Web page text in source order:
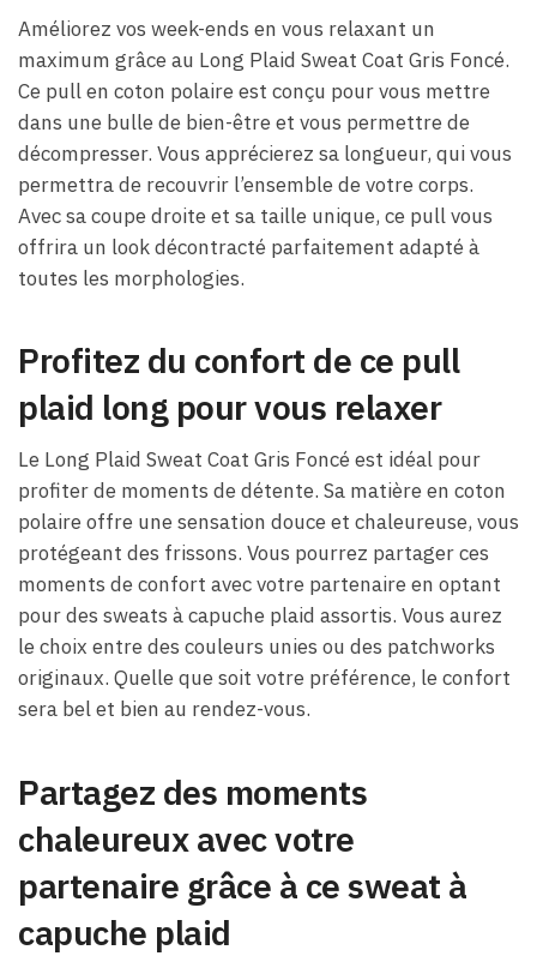
Améliorez vos week-ends en vous relaxant un
maximum grâce au Long Plaid Sweat Coat Gris Foncé.
Ce pull en coton polaire est conçu pour vous mettre
dans une bulle de bien-être et vous permettre de
décompresser. Vous apprécierez sa longueur, qui vous
permettra de recouvrir l’ensemble de votre corps.
Avec sa coupe droite et sa taille unique, ce pull vous
offrira un look décontracté parfaitement adapté à
toutes les morphologies.
Profitez du confort de ce pull
plaid long pour vous relaxer
Le Long Plaid Sweat Coat Gris Foncé est idéal pour
profiter de moments de détente. Sa matière en coton
polaire offre une sensation douce et chaleureuse, vous
protégeant des frissons. Vous pourrez partager ces
moments de confort avec votre partenaire en optant
pour des sweats à capuche plaid assortis. Vous aurez
le choix entre des couleurs unies ou des patchworks
originaux. Quelle que soit votre préférence, le confort
sera bel et bien au rendez-vous.
Partagez des moments
chaleureux avec votre
partenaire grâce à ce sweat à
capuche plaid